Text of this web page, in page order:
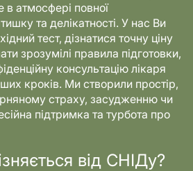
в атмосфері повної
та делікатності. У нас Ви
тест, дізнатися точну ціну
зрозумілі правила підготовки,
консультацію лікаря
кроків. Ми створили простір,
страху, засудженню чи
підтримка та турбота про
від СНІДу?